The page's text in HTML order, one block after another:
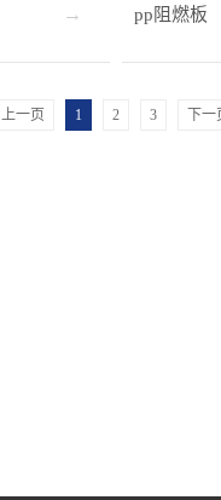
pp阻燃板
上一页 1 2 3 下一